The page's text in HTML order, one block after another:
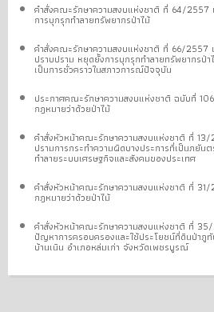
คำสั่งคณะรักษาความสงบแห่งชาติ ที่ 64/2557
การบุกรุกทำลายทรัพยากรป่าไม้
คำสั่งคณะรักษาความสงบแห่งชาติ ที่ 66/2557
ปราบปราม หยุดยั้งการบุกรุกทำลายทรัพยากรป่
เป็นการชั่วคราวในสภาวการณ์ปัจจุบัน
ประกาศคณะรักษาความสงบแห่งชาติ ฉบับที่
กฎหมายว่าด้วยป่าไม้
คำสั่งหัวหน้าคณะรักษาความสงบแห่งชาติ ที่ 13/
ปรามการกระทำความผิดบางประการที่เป็นภยัน
ทำลายระบบเศรษฐกิจและสังคมของประเทศ
คำสั่งหัวหน้าคณะรักษาความสงบแห่งชาติ ที่ 31/
กฎหมายว่าด้วยป่าไม้
คำสั่งหัวหน้าคณะรักษาความสงบแห่งชาติ ที่ 35/
ปัญหาการครอบครองและใช้ประโยชน์ที่ดินป่าภู
บ้านเนิน อำเภอหล่มเก่า จังหวัดเพชรบูรณ์